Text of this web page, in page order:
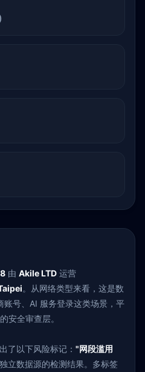
由 Akile LTD 运营
。从网络类型来看，这是数
号、AI 服务登录这类场景，平
安全审查层。
了以下风险标记： "网段滥用
立数据源的检测结果。多标签